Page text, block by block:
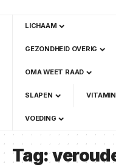
LICHAAM
GEZONDHEID OVERIG
OMA WEET RAAD
SLAPEN
VOEDING
Tag: